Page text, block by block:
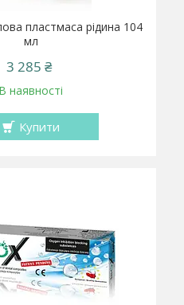
пластмаса рідина 104
мл
3 285 ₴
В наявності
Купити